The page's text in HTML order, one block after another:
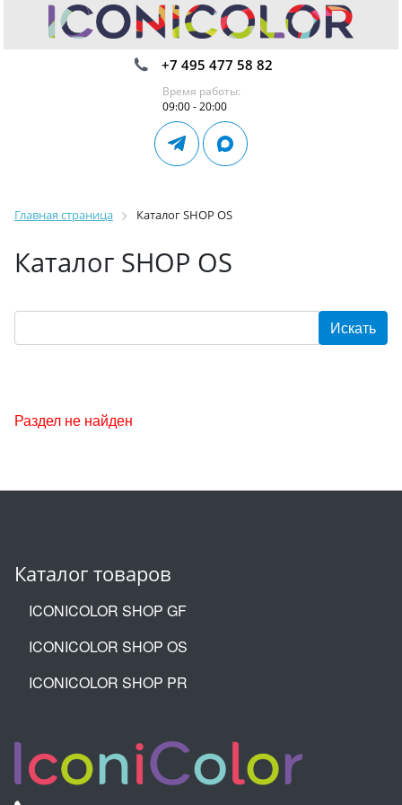
+7 495 477 58 82
Время работы:
09:00 - 20:00
Главная страница Каталог SHOP OS
Каталог SHOP OS
Раздел не найден
Каталог товаров
ICONICOLOR SHOP GF
ICONICOLOR SHOP OS
ICONICOLOR SHOP PR